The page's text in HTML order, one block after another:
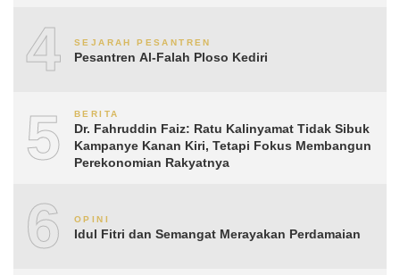
4 SEJARAH PESANTREN
Pesantren Al-Falah Ploso Kediri
5 BERITA
Dr. Fahruddin Faiz: Ratu Kalinyamat Tidak Sibuk
Kampanye Kanan Kiri, Tetapi Fokus Membangun
Perekonomian Rakyatnya
6 OPINI
Idul Fitri dan Semangat Merayakan Perdamaian